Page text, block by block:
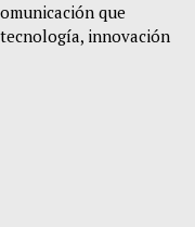
que
innovación